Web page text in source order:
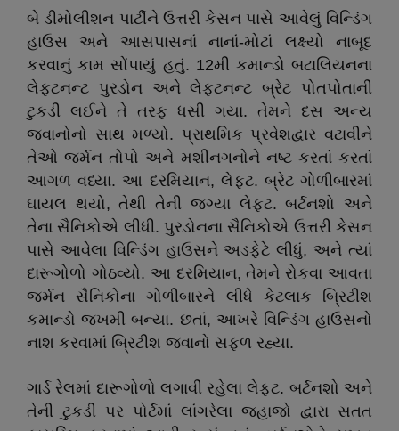
બે ડીમોલીશન પાર્ટીને ઉત્તરી કેસન પાસે આવેલું વિન્ડિંગ
હાઉસ અને આસપાસનાં નાનાં-મોટાં લક્ષ્યો નાબૂદ
કરવાનું કામ સોંપાયું હતું. 12મી કમાન્ડો બટાલિયનના
લેફ્ટનન્ટ પુરડોન અને લેફ્ટનન્ટ બ્રેટ પોતપોતાની
ટુકડી લઈને તે તરફ ધસી ગયા. તેમને દસ અન્ય
જવાનોનો સાથ મળ્યો. પ્રાથમિક પ્રવેશદ્વાર વટાવીને
તેઓ જર્મન તોપો અને મશીનગનોને નષ્ટ કરતાં કરતાં
આગળ વધ્યા. આ દરમિયાન, લેફ્ટ. બ્રેટ ગોળીબારમાં
ઘાયલ થયો, તેથી તેની જગ્યા લેફ્ટ. બર્ટનશો અને
તેના સૈનિકોએ લીધી. પુરડોનના સૈનિકોએ ઉત્તરી કેસન
પાસે આવેલા વિન્ડિંગ હાઉસને અડફેટે લીધું, અને ત્યાં
દારૂગોળો ગોઠવ્યો. આ દરમિયાન, તેમને રોકવા આવતા
જર્મન સૈનિકોના ગોળીબારને લીધે કેટલાક બ્રિટીશ
કમાન્ડો જખમી બન્યા. છતાં, આખરે વિન્ડિંગ હાઉસનો
નાશ કરવામાં બ્રિટીશ જવાનો સફળ રહ્યા.
ગાર્ડ રેલમાં દારૂગોળો લગાવી રહેલા લેફ્ટ. બર્ટનશો અને
તેની ટુકડી પર પોર્ટમાં લાંગરેલા જહાજો દ્વારા સતત